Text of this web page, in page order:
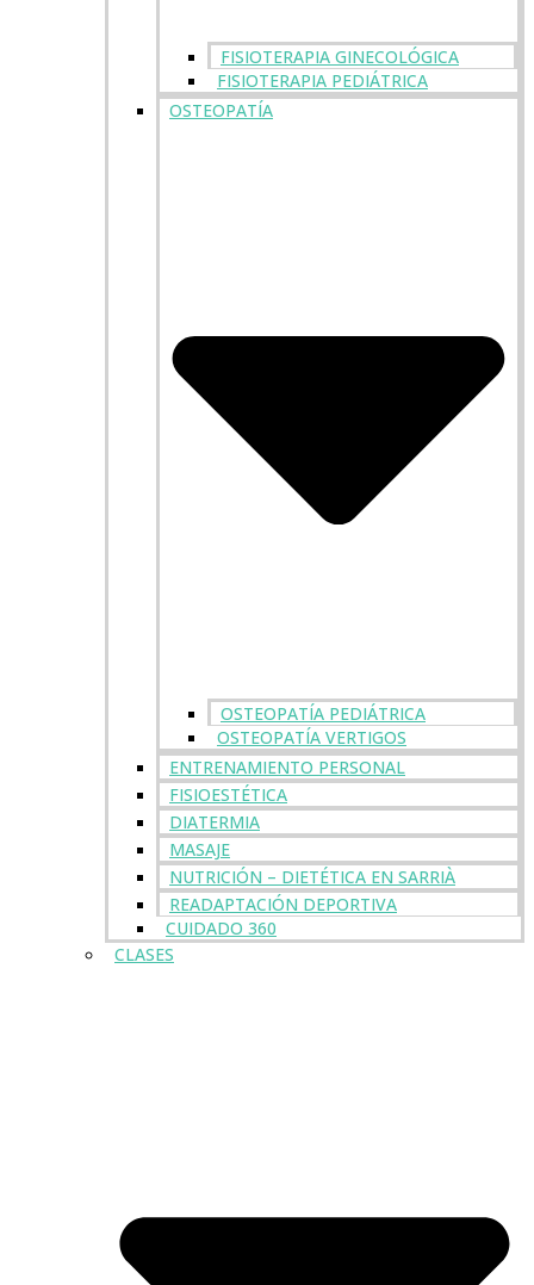
FISIOTERAPIA GINECOLÓGICA
FISIOTERAPIA PEDIÁTRICA
OSTEOPATÍA
OSTEOPATÍA PEDIÁTRICA
OSTEOPATÍA VERTIGOS
ENTRENAMIENTO PERSONAL
FISIOESTÉTICA
DIATERMIA
MASAJE
NUTRICIÓN – DIETÉTICA EN SARRIÀ
READAPTACIÓN DEPORTIVA
CUIDADO 360
CLASES